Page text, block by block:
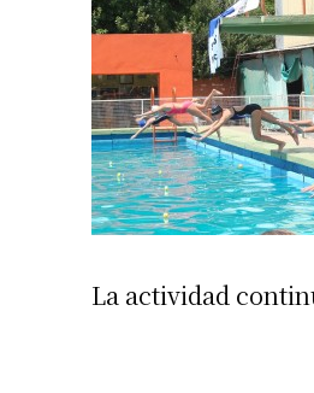
La actividad